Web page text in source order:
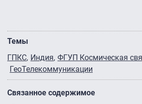
Темы
ГПКС Индия ФГУП Космическая
ГеоТелекоммуникации
Связанное содержимое